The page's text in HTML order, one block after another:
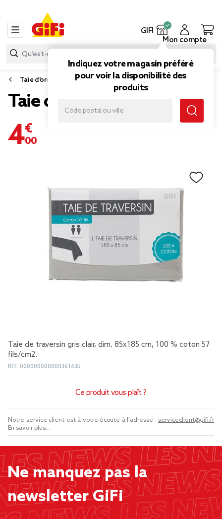
GIFI
Indiquez votre magasin préféré
pour voir la disponibilité des
produits
Mon compte
Taie d'oreiller et taie de traversin
Taie de traversin gris clair
4,00 €
Taie de traversin gris clair, dim. 85x185 cm, 100 % coton 57
fils/cm2.
REF. 000000000000361435
Ce produit vous plaît ?
Notre service client est à votre écoute à l'adresse : serviceclient@gifi.fr
En savoir plus...
Ne manquez pas la
newsletter GiFi